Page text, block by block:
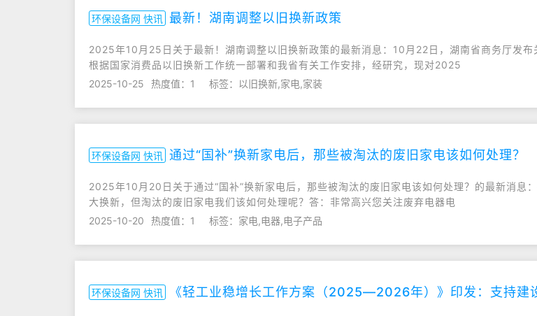
环保设备网 快讯 最新！湖南调整以旧换新政策
2025年10月25日关于最新！湖南调整以旧换新政策的最新消息：10月22日，湖南省商务厅发
根据国家消费品以旧换新工作统一部署和我省有关工作安排，经研究，现对2025
2025-10-25
热度值：1 标签：以旧换新,家电,家装
环保设备网 快讯 通过“国补”换新家电后，那些被淘汰的废旧家电该如何处理？
2025年10月20日关于通过“国补”换新家电后，那些被淘汰的废旧家电该如何处理？的最新消
大换新，但淘汰的废旧家电我们该如何处理呢？答：非常高兴您关注废弃电器电
2025-10-20
热度值：1 标签：家电,电器,电子产品
环保设备网 快讯 《轻工业稳增长工作方案（2025—2026年）》印发：支持建